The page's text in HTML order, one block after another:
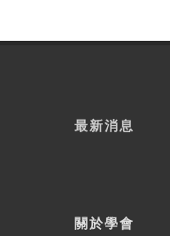
最新消息
關於學會